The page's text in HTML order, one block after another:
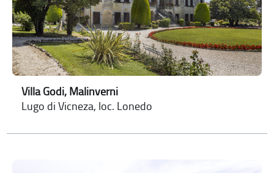
Villa Godi, Malinverni
Lugo di Vicneza, loc. Lonedo